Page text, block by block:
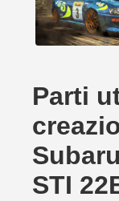
Parti
STI